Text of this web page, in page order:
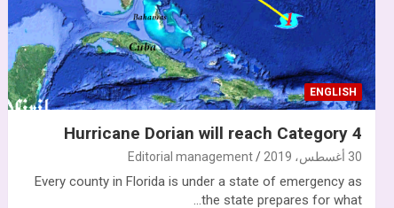
ENGLISH
Hurricane Dorian will reach Category 4
30 أغسطس، 2019 Editorial management
Every county in Florida is under a state of emergency as
the state prepares for what…